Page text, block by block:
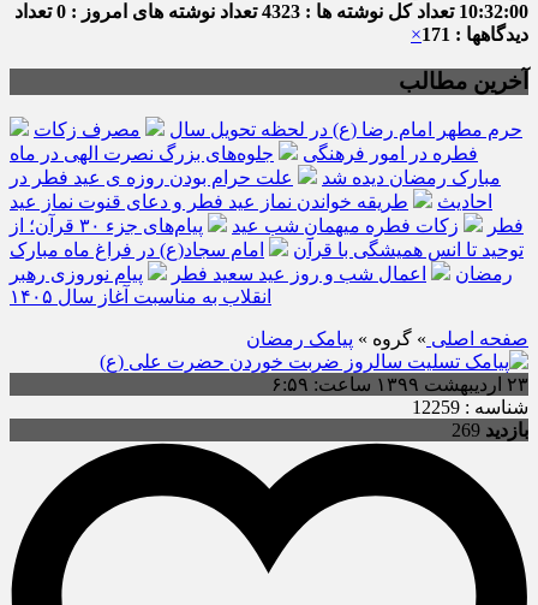
10:32:01 تعداد کل نوشته ها : 4323 تعداد نوشته های امروز : 0
تعداد
دیدگاهها : 171
×
آخرین مطالب
حرم مطهر امام رضا (ع) در لحظه تحویل سال
مصرف زکات
فطره در امور فرهنگی
جلوه‌های بزرگ نصرت الهی در ماه
مبارک رمضان دیده شد
علت حرام بودن روزه ی عید فطر در
احادیث
طریقه خواندن نماز عید فطر و دعای قنوت نماز عید
فطر
زکات فطره میهمانِ شب عید
پیام‌های جزء ۳۰ قرآن؛ از
توحید تا انس همیشگی با قرآن
امام سجاد(ع) در فراغ ماه مبارک
رمضان
اعمال شب و روز عید سعید فطر
پیام نوروزی رهبر
انقلاب به مناسبت آغاز سال ۱۴۰۵
صفحه اصلی » گروه » پیامک رمضان
۲۳ اردیبهشت ۱۳۹۹ ساعت: ۶:۵۹
شناسه : 12259
بازدید 269